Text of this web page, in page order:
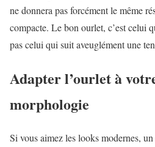
ne donnera pas forcément le même
compacte. Le bon ourlet, c’est celui
pas celui qui suit aveuglément une
Adapter l’ourlet à
morphologie
Si vous aimez les looks modernes,